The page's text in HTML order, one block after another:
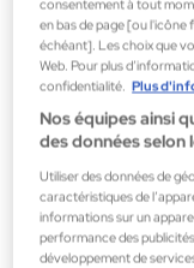
Cosmétiques
15,95 €
en bas de page [ou l'icône
échéant]. Les choix que
Web. Pour plus
confidentialité. Plus
Nos équipes ainsi
des données selon
Utiliser des données de
caractéristiques de
informations sur un
performance des
développement de